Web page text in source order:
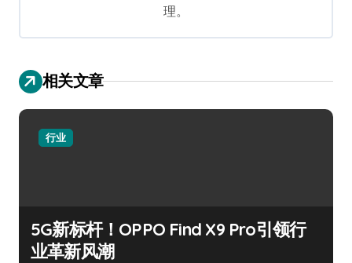
理。
相关文章
行业
5G新标杆！OPPO Find X9 Pro引领行
业革新风潮